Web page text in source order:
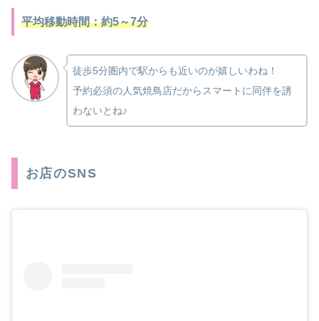
平均移動時間：約5～7分
徒歩5分圏内で駅からも近いのが嬉しいわね！
予約必須の人気焼鳥店だからスマートに同伴を誘
わないとね♪
お店のSNS